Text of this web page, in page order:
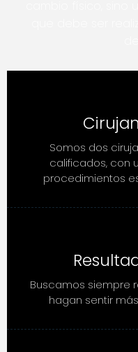
Somos dos
calificados, con
procedimientos
Buscamos siempre
hagan sentir